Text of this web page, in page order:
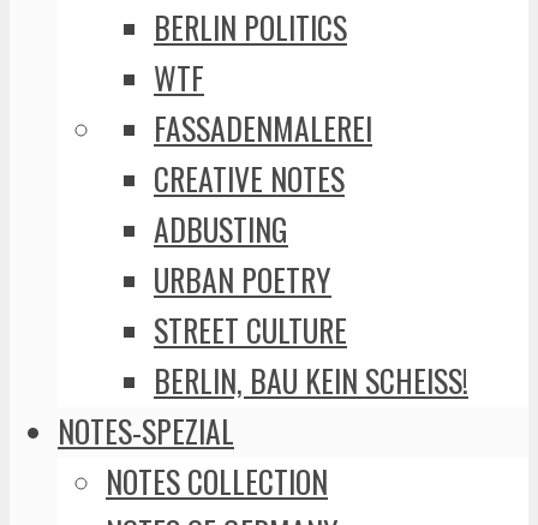
BERLIN POLITICS
WTF
FASSADENMALEREI
CREATIVE NOTES
ADBUSTING
URBAN POETRY
STREET CULTURE
BERLIN, BAU KEIN SCHEISS!
NOTES-SPEZIAL
NOTES COLLECTION